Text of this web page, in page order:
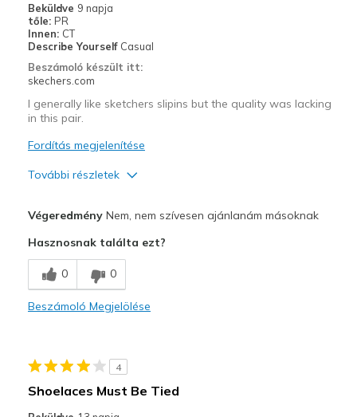
Beküldve 9 napja
tőle: PR
Innen: CT
Describe Yourself Casual
Beszámoló készült itt:
skechers.com
I generally like sketchers slipins but the quality was lacking
in this pair.
Fordítás megjelenítése
További részletek
Comfortable
Kontra
Poor Quality
Casual Wear
VégeredményNem, nem szívesen ajánlanám másoknak
Hasznosnak találta ezt?
0 0
Beszámoló Megjelölése
4
Shoelaces Must Be Tied